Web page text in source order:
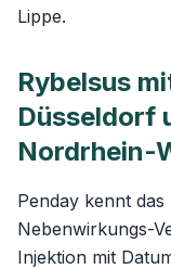
Lippe.
Rybelsus
Düsseldorf
Nordrhein-
Penday kennt
Nebenwirkungs-
Injektion mit